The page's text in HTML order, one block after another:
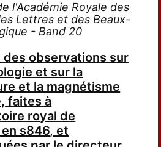
l'Académie Royale des
Lettres et des Beaux-
- Band 20
des observations sur
et sur la
et la magnétisme
faites à
royal de
s846, et